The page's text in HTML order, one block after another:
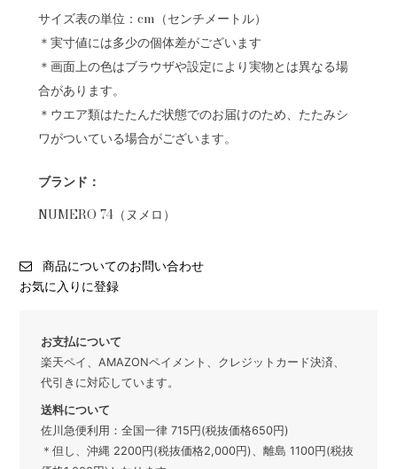
サイズ表の単位：cm（センチメートル）
＊実寸値には多少の個体差がございます
＊画面上の色はブラウザや設定により実物とは異なる場
合があります。
＊ウエア類はたたんだ状態でのお届けのため、たたみシ
ワがついている場合がございます。
ブランド：
NUMERO 74（ヌメロ）
商品についてのお問い合わせ
お気に入りに登録
お支払について
楽天ペイ、AMAZONペイメント、クレジットカード決済、
代引きに対応しています。
送料について
佐川急便利用：全国一律 715円(税抜価格650円)
＊但し、沖縄 2200円(税抜価格2,000円)、離島 1100円(税抜